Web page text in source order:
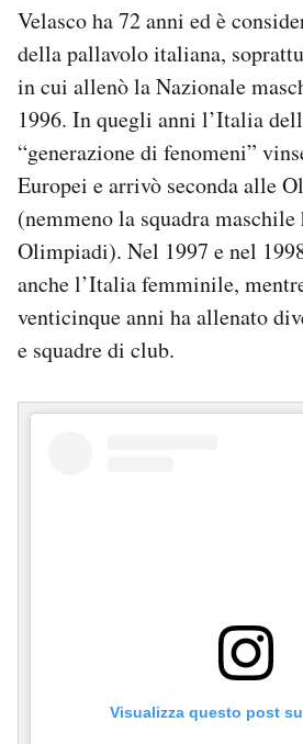
Velasco ha 72 anni ed è
della pallavolo italiana,
in cui allenò la Nazionale
1996. In quegli anni l’Italia
“generazione di fenomeni”
Europei e arrivò seconda alle
(nemmeno la squadra
Olimpiadi). Nel 1997 e nel
anche l’Italia femminile,
venticinque anni ha allenato
e squadre di club.
Visualizza questo post